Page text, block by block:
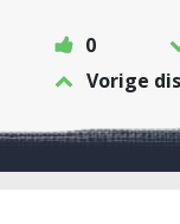
0
Vorige